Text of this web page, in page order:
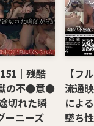
｜残酷
の不●意●
切れた瞬
ーニーズ
【フ
流通
によ
墜ち